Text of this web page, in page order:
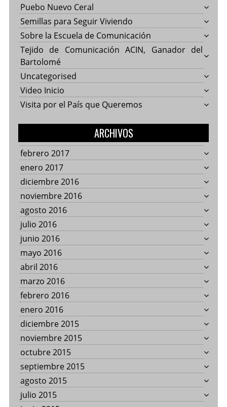
Puebo Nuevo Ceral
Semillas para Seguir Viviendo
Sobre la Escuela de Comunicación
Tejido de Comunicación ACIN, Ganador del
Bartolomé
Uncategorised
Video Inicio
Visita por el País que Queremos
ARCHIVOS
febrero 2017
enero 2017
diciembre 2016
noviembre 2016
agosto 2016
julio 2016
junio 2016
mayo 2016
abril 2016
marzo 2016
febrero 2016
enero 2016
diciembre 2015
noviembre 2015
octubre 2015
septiembre 2015
agosto 2015
julio 2015